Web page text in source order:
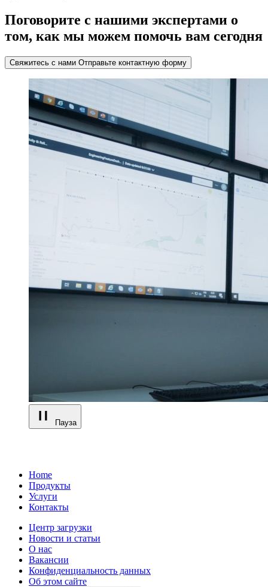
Поговорите с нашими экспертами о
том, как мы можем помочь вам сегодня
Свяжитесь с нами Отправьте контактную форму
Пауза
Home
Продукты
Услуги
Контакты
Центр загрузки
Новости и статьи
О нас
Вакансии
Конфиденциальность данных
Об этом сайте